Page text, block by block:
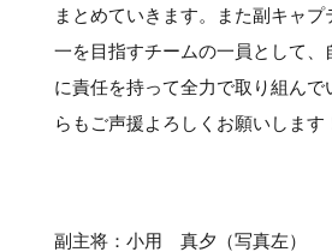
まとめていきます。また副キャプ
一を目指すチームの一員として、
に責任を持って全力で取り組んで
らもご声援よろしくお願いします
副主将：小用 真夕（写真左）